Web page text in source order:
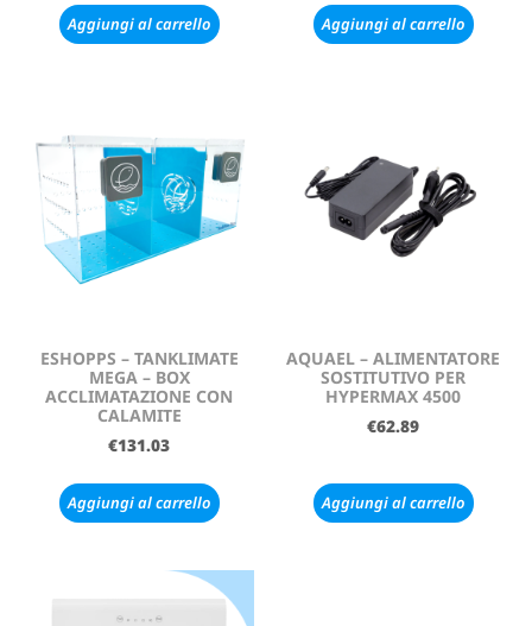
Aggiungi al carrello Aggiungi al carrello
ESHOPPS – TANKLIMATE
MEGA – BOX
ACCLIMATAZIONE CON
CALAMITE
€131.03
Aggiungi al carrello
AQUAEL – ALIMENTATORE
SOSTITUTIVO PER
HYPERMAX 4500
€62.89
Aggiungi al carrello